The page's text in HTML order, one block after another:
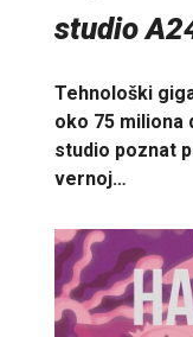
studio
Tehnološki
oko 75 miliona
studio poznat
vernoj…